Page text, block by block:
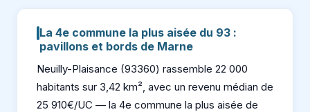
La 4e commune la plus aisée du 93 :
pavillons et bords de Marne
Neuilly-Plaisance (93360) rassemble 22 000
habitants sur 3,42 km², avec un revenu médian de
25 910€/UC — la 4e commune la plus aisée de